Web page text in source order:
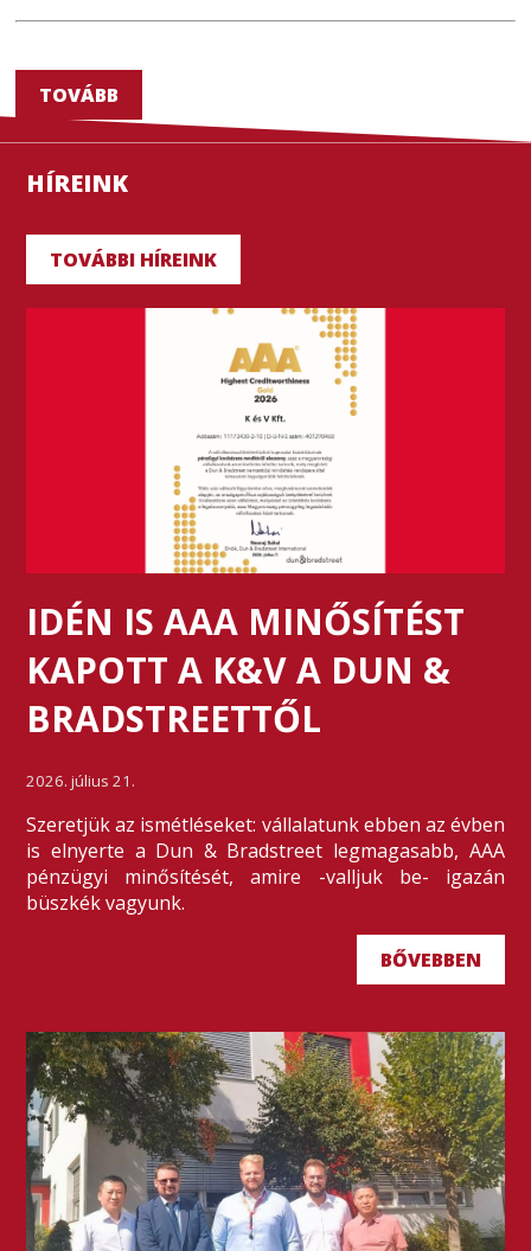
TOVÁBB
HÍREINK
TOVÁBBI HÍREINK
IDÉN IS AAA MINŐSÍTÉST
KAPOTT A K&V A DUN &
BRADSTREETTŐL
2026. július 21.
Szeretjük az ismétléseket: vállalatunk ebben az évben
is elnyerte a Dun & Bradstreet legmagasabb, AAA
pénzügyi minősítését, amire -valljuk be- igazán
büszkék vagyunk.
BŐVEBBEN